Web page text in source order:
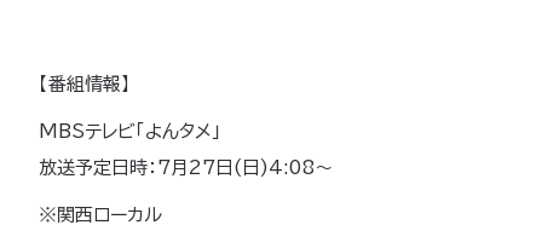
【番組情報】
MBSテレビ「よんタメ」
放送予定日時：7月27日(日)4:08〜
※関西ローカル